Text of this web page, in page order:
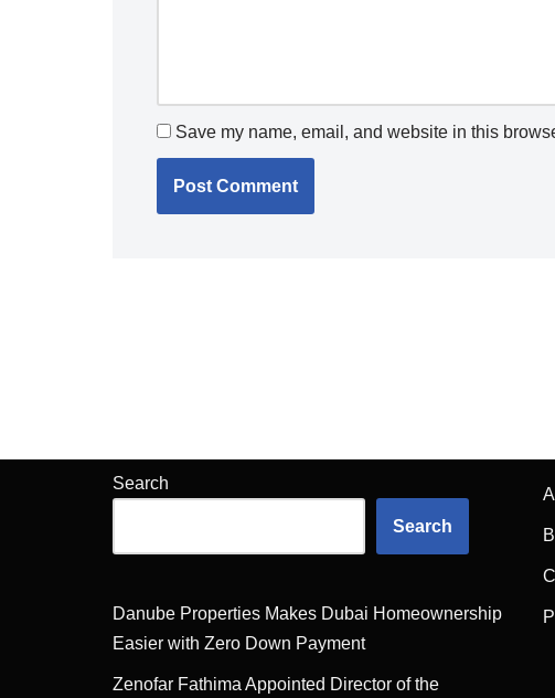
Save my name, email, and website in this
Search
Search
Danube Properties Makes Dubai Homeownership
Easier with Zero Down Payment
Zenofar Fathima Appointed Director of the